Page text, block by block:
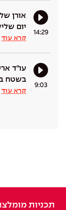
14:29
אורן
יום שלישי, 28
קרא עוד
9:03
עו"ד
בשטח
קרא עוד
תכניות